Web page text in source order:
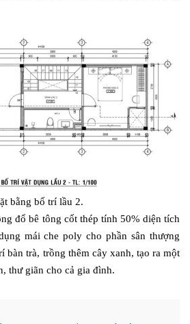
bằng bố trí lầu 2.
đổ bê tông cốt thép tính 50% diện tích
mái che poly cho phần sân thượng
bàn trà, trồng thêm cây xanh, tạo ra một
thư giãn cho cả gia đình.